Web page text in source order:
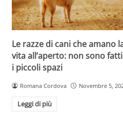
Le razze di cani che amano
vita all’aperto: non sono
i piccoli spazi
Romana Cordova Novembre 5,
Leggi di più